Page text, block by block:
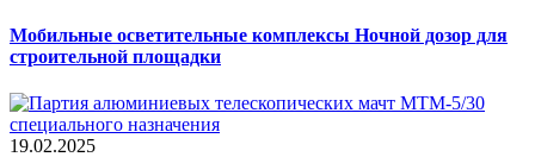
Мобильные осветительные комплексы Ночной дозор для
строительной площадки
19.02.2025